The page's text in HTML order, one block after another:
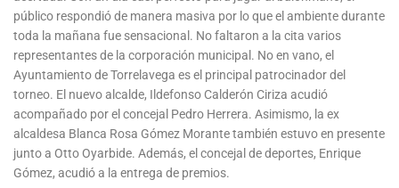
público respondió de manera masiva por lo que el ambiente durante
toda la mañana fue sensacional. No faltaron a la cita varios
representantes de la corporación municipal. No en vano, el
Ayuntamiento de Torrelavega es el principal patrocinador del
torneo. El nuevo alcalde, Ildefonso Calderón Ciriza acudió
acompañado por el concejal Pedro Herrera. Asimismo, la ex
alcaldesa Blanca Rosa Gómez Morante también estuvo en presente
junto a Otto Oyarbide. Además, el concejal de deportes, Enrique
Gómez, acudió a la entrega de premios.